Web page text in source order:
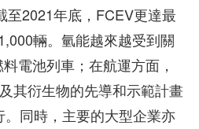
至2021年底，FCEV更達最
輛。氫能越來越受到關
電池列車；在航運方面，
其衍生物的先導和示範計畫
同時，主要的大型企業亦